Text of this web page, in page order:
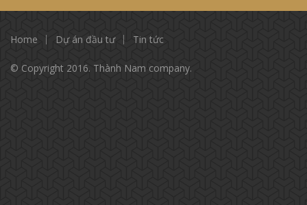
Home Dự án đầu tư Tin tức
© Copyright 2016. Thành Nam company.